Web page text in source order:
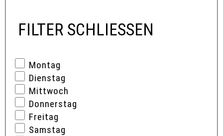
FILTER SCHLIESSEN
Montag
Dienstag
Mittwoch
Donnerstag
Freitag
Samstag